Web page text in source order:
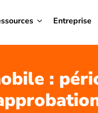
Entreprise
: